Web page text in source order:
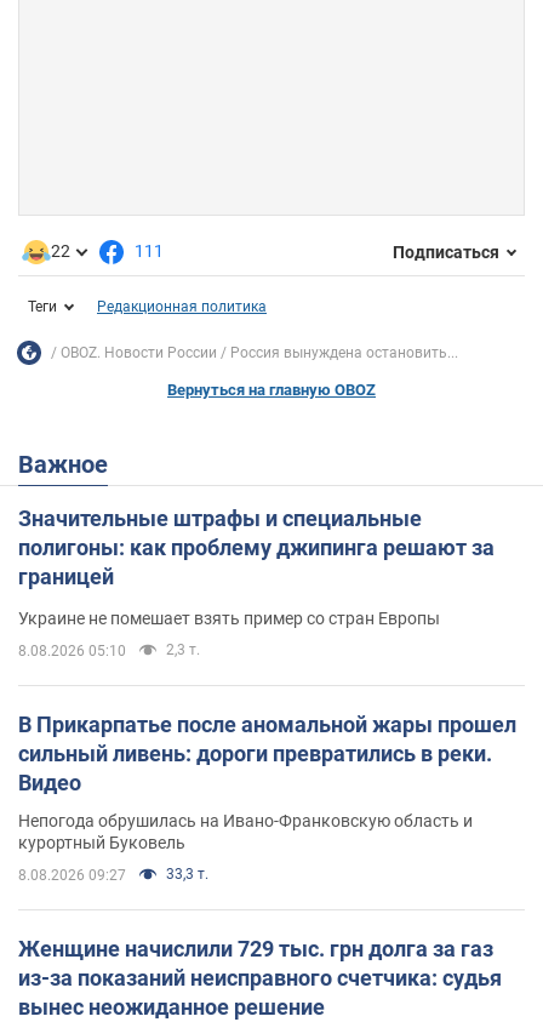
22 111 Подписаться
Теги Редакционная политика
OBOZ. Новости России Россия вынуждена остановить...
Вернуться на главную OBOZ
Важное
Значительные штрафы и специальные
полигоны: как проблему джипинга решают за
границей
Украине не помешает взять пример со стран Европы
8.08.2026 05:10 2,3 т.
В Прикарпатье после аномальной жары прошел
сильный ливень: дороги превратились в реки.
Видео
Непогода обрушилась на Ивано-Франковскую область и
курортный Буковель
8.08.2026 09:27 33,3 т.
Женщине начислили 729 тыс. грн долга за газ
из-за показаний неисправного счетчика: судья
вынес неожиданное решение